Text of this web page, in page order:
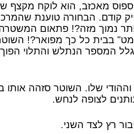
מאכזב, הוא לוקח מקצף
קודם. הבחורה טוענת
נמוך מזה?! פתאום
בבית כל כך מפואר?!
המספר הנתלש והתלוי
שלו. השוטר סזהה
לצופה לנחש.
רץ לצד השני.